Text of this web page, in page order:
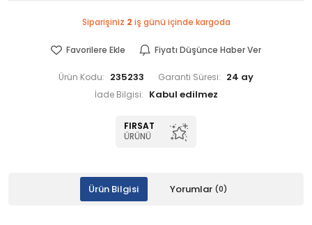
Siparişiniz 2 iş günü içinde kargoda
Favorilere Ekle Fiyatı Düşünce Haber Ver
Ürün Kodu: 235233 Garanti Süresi: 24 ay
İade Bilgisi:
FIRSAT
ÜRÜNÜ
Ürün Bilgisi Yorumlar (0)